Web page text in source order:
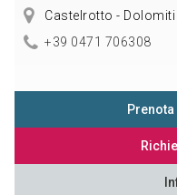
Castelrotto - Dolomiti
+39 0471 706308